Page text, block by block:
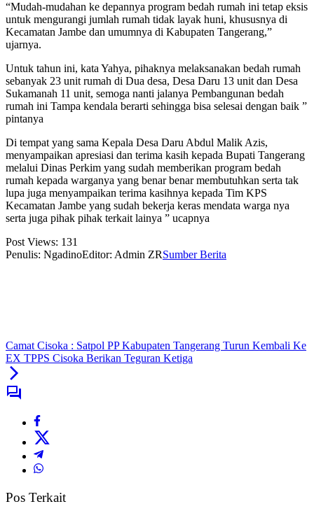
“Mudah-mudahan ke depannya program bedah rumah ini tetap eksis
untuk mengurangi jumlah rumah tidak layak huni, khususnya di
Kecamatan Jambe dan umumnya di Kabupaten Tangerang,”
ujarnya.
Untuk tahun ini, kata Yahya, pihaknya melaksanakan bedah rumah
sebanyak 23 unit rumah di Dua desa, Desa Daru 13 unit dan Desa
Sukamanah 11 unit, semoga nanti jalanya Pembangunan bedah
rumah ini Tampa kendala berarti sehingga bisa selesai dengan baik ”
pintanya
Di tempat yang sama Kepala Desa Daru Abdul Malik Azis,
menyampaikan apresiasi dan terima kasih kepada Bupati Tangerang
melalui Dinas Perkim yang sudah memberikan program bedah
rumah kepada warganya yang benar benar membutuhkan serta tak
lupa juga menyampaikan terima kasihnya kepada Tim KPS
Kecamatan Jambe yang sudah bekerja keras mendata warga nya
serta juga pihak pihak terkait lainya ” ucapnya
Post Views: 131
Penulis: NgadinoEditor: Admin ZRSumber Berita
Camat Cisoka : Satpol PP Kabupaten Tangerang Turun Kembali Ke
EX TPPS Cisoka Berikan Teguran Ketiga
Pos Terkait